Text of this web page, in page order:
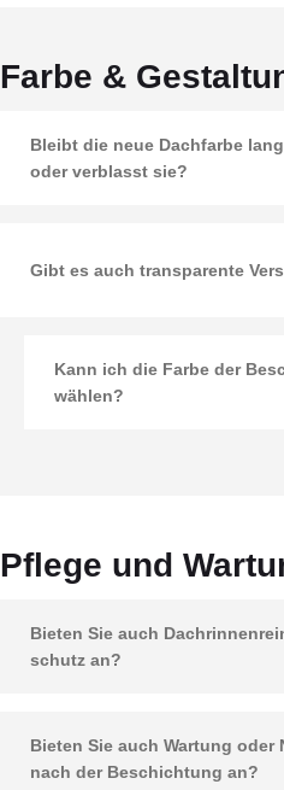
Farbe &
Bleibt die neue Dachfarbe
oder verblasst sie?
Gibt es auch transparente
Kann ich die Farbe der
wählen?
Pflege und
Bieten Sie auch
schutz an?
Bieten Sie auch Wartung oder
nach der Beschichtung an?